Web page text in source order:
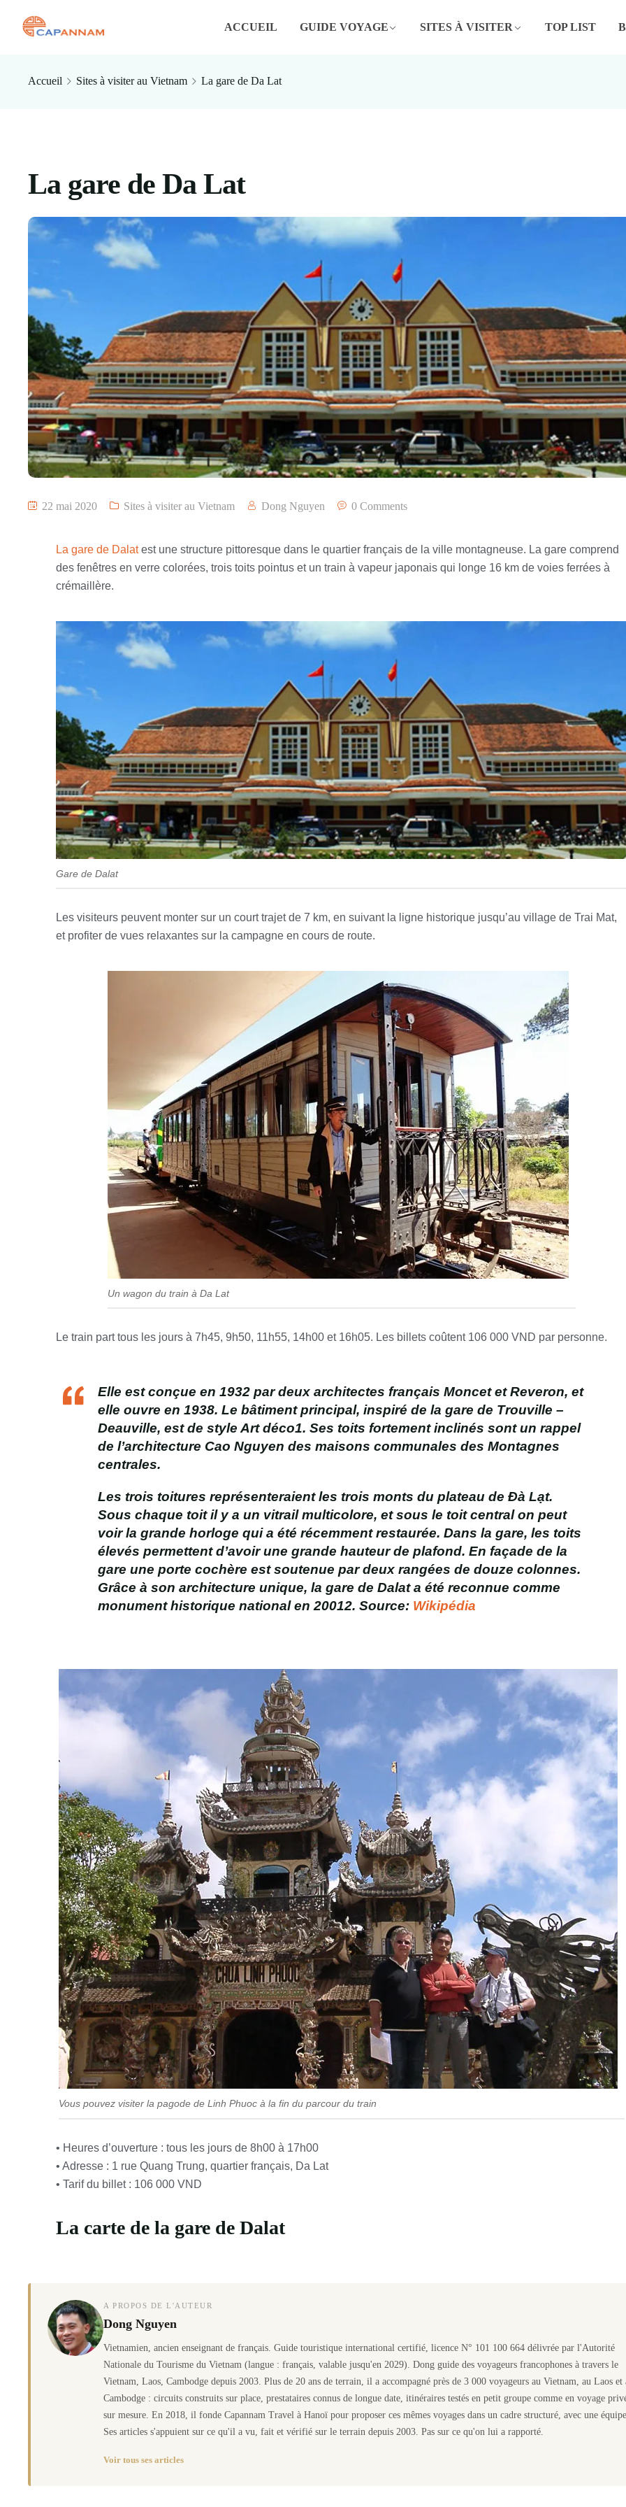
ACCUEIL GUIDE VOYAGE SITES À VISITER TOP LIST
Accueil Sites à visiter au Vietnam La gare de Da Lat
La gare de Da Lat
22 mai 2020 Sites à visiter au Vietnam Dong Nguyen 0 Comments
La gare de Dalatest une structure pittoresque dans le quartier français de la ville montagneuse. La gare comprend
des fenêtres en verre colorées, trois toits pointus et un train à vapeur japonais qui longe 16 km de voies ferrées à
crémaillère.
Gare de Dalat
Les visiteurs peuvent monter sur un court trajet de 7 km, en suivant la ligne historique jusqu’au village de Trai Mat,
et profiter de vues relaxantes sur la campagne en cours de route.
Un wagon du train à Da Lat
Le train part tous les jours à 7h45, 9h50, 11h55, 14h00 et 16h05. Les billets coûtent 106 000 VND par personne.
Elle est conçue en 1932 par deux architectes français Moncet et Reveron, et
elle ouvre en 1938. Le bâtiment principal, inspiré de la gare de Trouville –
Deauville, est de style Art déco1. Ses toits fortement inclinés sont un rappel
de l’architecture Cao Nguyen des maisons communales des Montagnes
centrales.
Les trois toitures représenteraient les trois monts du plateau de Đà Lạt.
Sous chaque toit il y a un vitrail multicolore, et sous le toit central on peut
voir la grande horloge qui a été récemment restaurée. Dans la gare, les toits
élevés permettent d’avoir une grande hauteur de plafond. En façade de la
gare une porte cochère est soutenue par deux rangées de douze colonnes.
Grâce à son architecture unique, la gare de Dalat a été reconnue comme
monument historique national en 20012. Source: Wikipédia
Vous pouvez visiter la pagode de Linh Phuoc à la fin du parcour du train
• Heures d’ouverture : tous les jours de 8h00 à 17h00
• Adresse : 1 rue Quang Trung, quartier français, Da Lat
• Tarif du billet : 106 000 VND
La carte de la gare de Dalat
A PROPOS DE L'AUTEUR
Dong Nguyen
Vietnamien, ancien enseignant de français. Guide touristique international certifié, licence N° 101 100 664 délivrée par l'Autorité
Nationale du Tourisme du Vietnam (langue : français, valable jusqu'en 2029). Dong guide des voyageurs francophones à travers le
Vietnam, Laos, Cambodge depuis 2003. Plus de 20 ans de terrain, il a accompagné près de 3 000 voyageurs au Vietnam, au Laos et
Cambodge : circuits construits sur place, prestataires connus de longue date, itinéraires testés en petit groupe comme en voyage
sur mesure. En 2018, il fonde Capannam Travel à Hanoï pour proposer ces mêmes voyages dans un cadre structuré, avec une
Ses articles s'appuient sur ce qu'il a vu, fait et vérifié sur le terrain depuis 2003. Pas sur ce qu'on lui a rapporté.
Voir tous ses articles